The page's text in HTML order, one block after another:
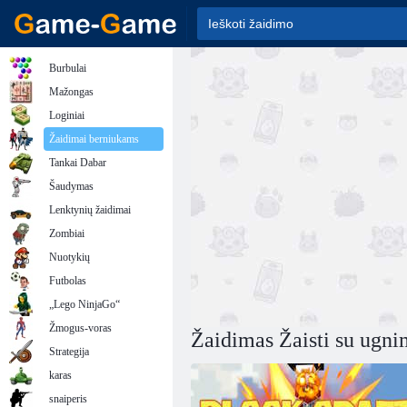
Žaidimas Žaisti su
Burbulai
Mažongas
Loginiai
Žaidimai berniukams
Tankai Dabar
Šaudymas
Lenktynių žaidimai
Zombiai
Nuotykių
Futbolas
„Lego NinjaGo“
Žmogus-voras
Strategija
karas
snaiperis